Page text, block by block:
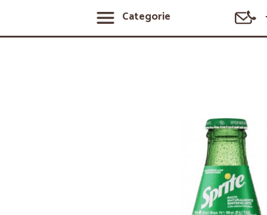
Categorie